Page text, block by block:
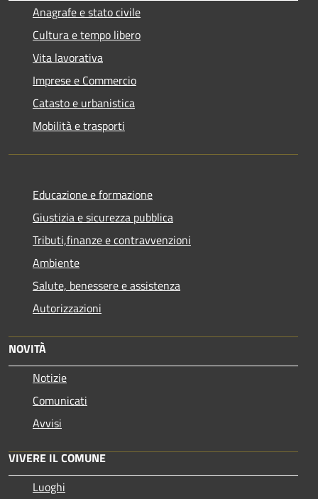
Anagrafe e stato civile
Cultura e tempo libero
Vita lavorativa
Imprese e Commercio
Catasto e urbanistica
Mobilità e trasporti
Educazione e formazione
Giustizia e sicurezza pubblica
Tributi,finanze e contravvenzioni
Ambiente
Salute, benessere e assistenza
Autorizzazioni
NOVITÀ
Notizie
Comunicati
Avvisi
VIVERE IL COMUNE
Luoghi